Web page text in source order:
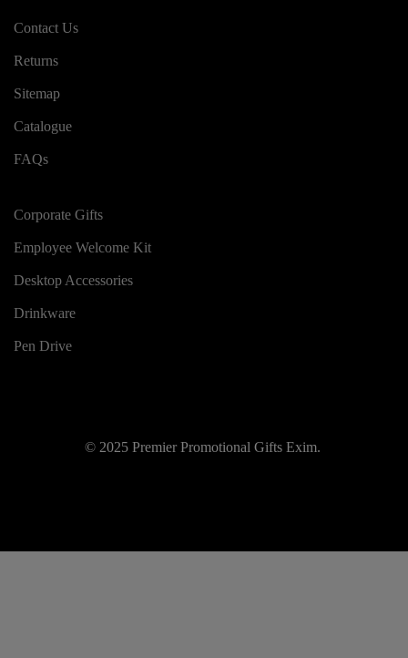
Contact Us
Returns
Sitemap
Catalogue
FAQs
Corporate Gifts
Employee Welcome Kit
Desktop Accessories
Drinkware
Pen Drive
© 2025 Premier Promotional Gifts Exim.